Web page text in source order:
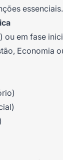
essenciais.
ou em fase
Economia